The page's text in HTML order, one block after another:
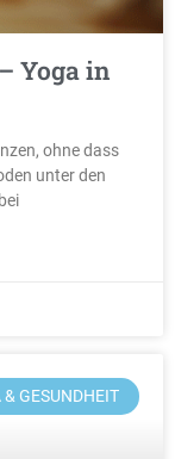
Yoga in
ohne dass
unter den
& GESUNDHEIT